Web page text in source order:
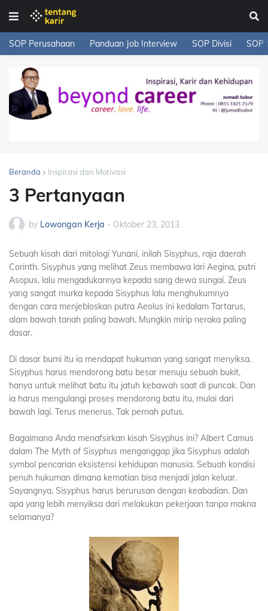
SOP Perusahaan Panduan Job Interview SOP Divisi SOP
Beranda Inspirasi dan Motivasi
3 Pertanyaan
by Lowongan Kerja - Oktober 23, 2013
Sebuah kisah dari mitologi Yunani, inilah Sisyphus, raja daerah
Corinth. Sisyphus yang melihat Zeus membawa lari Aegina, putri
Asopus, lalu mengadukannya kepada sang dewa sungai. Zeus
yang sangat murka kepada Sisyphus lalu menghukumnya
dengan cara menjebloskan putra Aeolus ini kedalam Tartarus,
alam bawah tanah paling bawah. Mungkin mirip neraka paling
dasar.
Di dasar bumi itu ia mendapat hukuman yang sangat menyiksa.
Sisyphus harus mendorong batu besar menuju sebuah bukit,
hanya untuk melihat batu itu jatuh kebawah saat di puncak. Dan
ia harus mengulangi proses mendorong batu itu, mulai dari
bawah lagi. Terus menerus. Tak pernah putus.
Bagaimana Anda menafsirkan kisah Sisyphus ini? Albert Camus
dalam The Myth of Sisyphus menganggap jika Sisyphus adalah
symbol pencarian eksistensi kehidupan manusia. Sebuah kondisi
penuh hukuman dimana kematian bisa menjadi jalan keluar.
Sayangnya, Sisyphus harus berurusan dengan keabadian. Dan
apa yang lebih menyiksa dari melakukan pekerjaan tanpa makna
selamanya?